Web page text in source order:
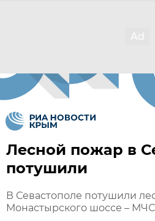
Лесной пожар в
потушили
В Севастополе потушили
Монастырского шоссе – МЧС